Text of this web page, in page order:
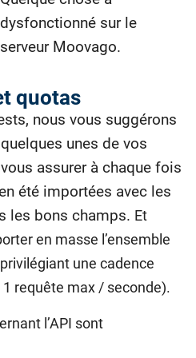
dysfonctionné sur le
serveur Moovago.
quotas
nous vous suggérons
unes de vos
assurer à chaque fois
été importées avec les
les bons champs. Et
en masse l’ensemble
une cadence
requête max / seconde).
l’API sont